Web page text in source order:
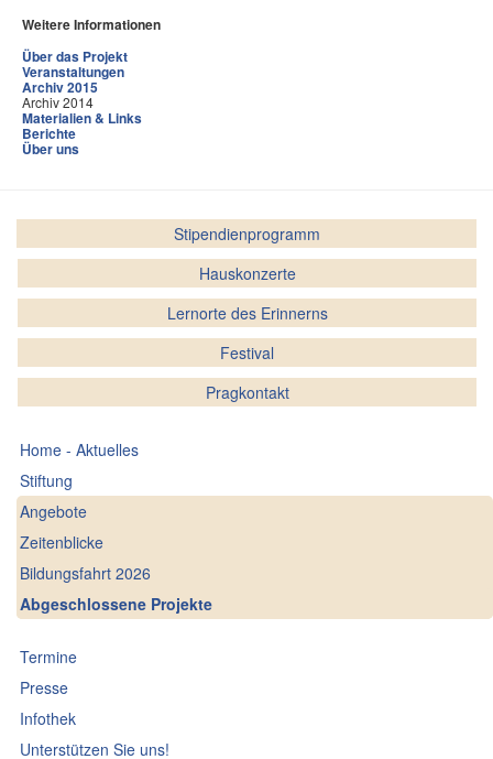
Weitere Informationen
Über das Projekt
Veranstaltungen
Archiv 2015
Archiv 2014
Materialien & Links
Berichte
Über uns
Stipendienprogramm
Hauskonzerte
Lernorte des Erinnerns
Festival
Pragkontakt
Home - Aktuelles
Stiftung
Angebote
Zeitenblicke
Bildungsfahrt 2026
Abgeschlossene Projekte
Termine
Presse
Infothek
Unterstützen Sie uns!